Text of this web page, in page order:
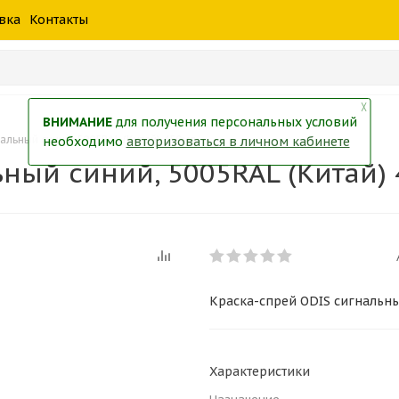
Контакты
синий, 5005RAL (Китай) 450мл
синий, 5005RAL (Китай)
Краска-спрей ODIS
Характеристики
╳
ВНИМАНИЕдля получения персональных условий
необходимо авторизоваться в личном кабинете